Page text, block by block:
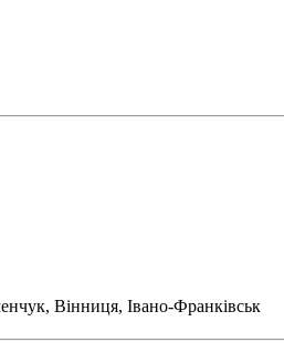
Вінниця, Івано-Франківськ